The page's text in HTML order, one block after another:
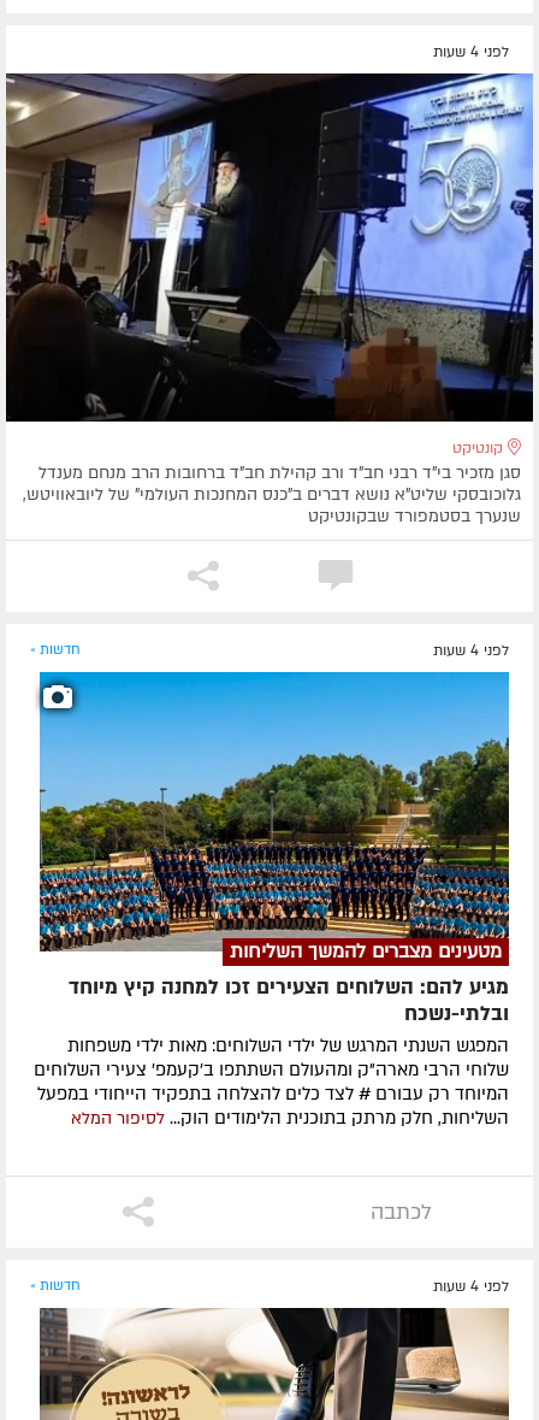
לפני 4 שעות
קונטיקט
סגן מזכיר בי"ד רבני חב"ד ורב קהילת חב"ד ברחובות הרב מנחם מענדל
גלוכובסקי שליט"א נושא דברים ב"כנס המחנכות העולמי" של ליובאוויטש,
שנערך בסטמפורד שבקונטיקט
לפני 4 שעות חדשות »
מטעינים מצברים להמשך השליחות
מגיע להם: השלוחים הצעירים זכו למחנה קיץ מיוחד
ובלתי-נשכח
המפגש השנתי המרגש של ילדי השלוחים: מאות ילדי משפחות
שלוחי הרבי מארה"ק ומהעולם השתתפו ב'קעמפ' צעירי השלוחים
המיוחד רק עבורם # לצד כלים להצלחה בתפקיד הייחודי במפעל
השליחות, חלק מרתק בתוכנית הלימודים הוק... לסיפור המלא
לכתבה
לפני 4 שעות חדשות »